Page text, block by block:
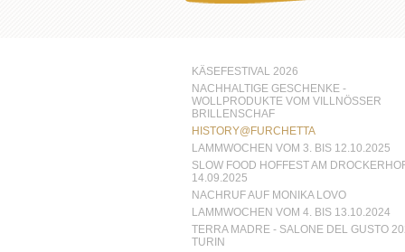
KÄSEFESTIVAL 2026
NACHHALTIGE GESCHENKE -
WOLLPRODUKTE VOM VILLNÖSSER
BRILLENSCHAF
HISTORY@FURCHETTA
LAMMWOCHEN VOM 3. BIS 12.10.2025
SLOW FOOD HOFFEST AM
14.09.2025
NACHRUF AUF MONIKA LOVO
LAMMWOCHEN VOM 4. BIS 13.10.2024
TERRA MADRE - SALONE DEL GUSTO
TURIN